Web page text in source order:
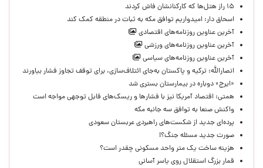
۱۵ راز هتل‌ها که کارکنانشان فاش کردند
اسحاق دار: امیدواریم توافق مکه به ثبات در منطقه کمک کند
آخرین عناوین روزنامه‌های اقتصادی
آخرین عناوین روزنامه‌های ورزشی
آخرین عناوین روزنامه‌های سیاسی
انصارالله: ترکیه و پاکستان به‌جای ائتلاف‌سازی، برای توقف تجاوز فشار بیاورند
«ایرج» دوباره در بیمارستان بستری شد
همتی: اقتصاد آمریکا نیز با فشارها و ریسک‌های قابل توجهی مواجه است
واکنش صنعا به توافق سه جانبه مکه
پرده‌ای جدید از شکست‌های راهبردی عربستان سعودی
صورت جدید مسئله جنگ؟!
هزینه ساخت یک متر واحد مسکونی چقدر است؟
قمار بزرگ استقلال روی یاسر آسانی